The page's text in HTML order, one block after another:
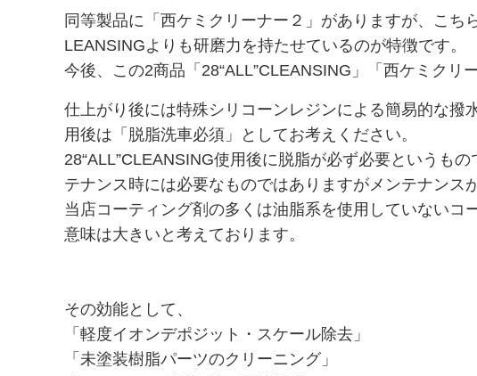
コーティングWAX
クイックディテイラー
【CNT希釈液】カーボンナノチューブ希釈液
【CNTシャンプー】カーボンナノチューブ配合帯電防止シャンプー
PH7.0中性脱脂シャンプー【泡吸着ダブル洗浄モデル】
PH2.8酸性シャンプー【泡吸着ダブル洗浄モデル】
酸性CTRシャンプー
同等製品に「西ケミクリーナー２」がありますが、こ
LEANSINGよりも研磨力を持たせているのが特徴です。
今後、この2商品「28“ALL”CLEANSING」「西ケミクリ
仕上がり後には特殊シリコーンレジンによる簡易的な撥
用後は「脱脂洗車必須」としてお考えください。
28“ALL”CLEANSING使用後に脱脂が必ず必要というも
テナンス時には必要なものではありますがメンテナンス
当店コーティング剤の多くは油脂系を使用していないコ
意味は大きいと考えております。
その効能として、
「軽度イオンデポジット・スケール除去」
「未塗装樹脂パーツのクリーニング」